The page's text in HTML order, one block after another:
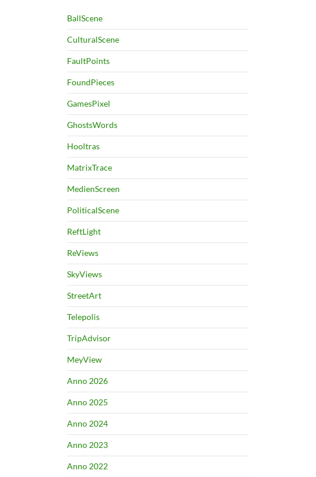
BallScene
CulturalScene
FaultPoints
FoundPieces
GamesPixel
GhostsWords
Hooltras
MatrixTrace
MedienScreen
PoliticalScene
ReftLight
ReViews
SkyViews
StreetArt
Telepolis
TripAdvisor
MeyView
Anno 2026
Anno 2025
Anno 2024
Anno 2023
Anno 2022